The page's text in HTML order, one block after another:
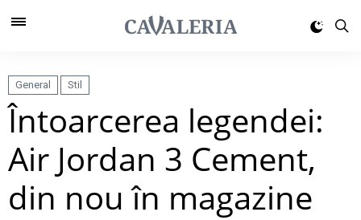
General Stil
Întoarcerea legendei:
Air Jordan 3 Cement,
din nou în magazine